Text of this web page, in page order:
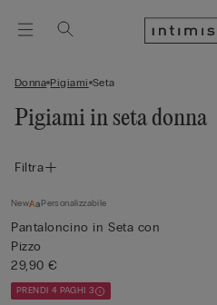
Donna Pigiami Seta
Pigiami in seta donna
Filtra
New Personalizzabile
Pantaloncino in Seta con
Pizzo
29,90 €
PRENDI 4 PAGHI 3